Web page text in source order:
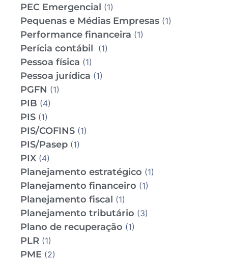
PEC Emergencial (1)
Pequenas e Médias Empresas (1)
Performance financeira (1)
Perícia contábil (1)
Pessoa física (1)
Pessoa jurídica (1)
PGFN (1)
PIB (4)
PIS (1)
PIS/COFINS (1)
PIS/Pasep (1)
PIX (4)
Planejamento estratégico (1)
Planejamento financeiro (1)
Planejamento fiscal (1)
Planejamento tributário (3)
Plano de recuperação (1)
PLR (1)
PME (2)